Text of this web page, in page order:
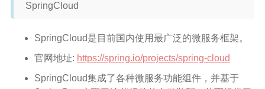
SpringCloud
SpringCloud是目前国内使用最广泛的微服务框架。
官网地址: https://spring.io/projects/spring-cloud
SpringCloud集成了各种微服务功能组件，并基于